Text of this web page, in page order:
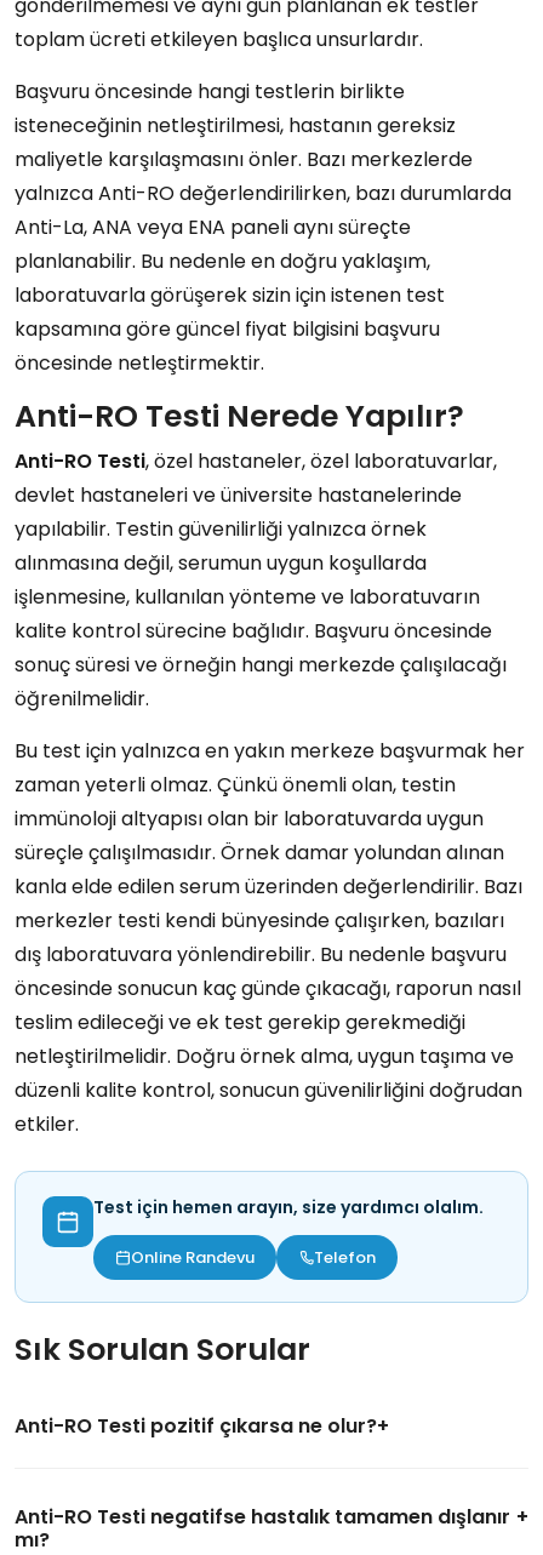
toplam ücreti etkileyen başlıca unsurlardır.
Başvuru öncesinde hangi testlerin birlikte
isteneceğinin netleştirilmesi, hastanın gereksiz
maliyetle karşılaşmasını önler. Bazı merkezlerde
yalnızca Anti-RO değerlendirilirken, bazı durumlarda
Anti-La, ANA veya ENA paneli aynı süreçte
planlanabilir. Bu nedenle en doğru yaklaşım,
laboratuvarla görüşerek sizin için istenen test
kapsamına göre güncel fiyat bilgisini başvuru
öncesinde netleştirmektir.
Anti-RO Testi Nerede Yapılır?
Anti-RO Testi, özel hastaneler, özel laboratuvarlar,
devlet hastaneleri ve üniversite hastanelerinde
yapılabilir. Testin güvenilirliği yalnızca örnek
alınmasına değil, serumun uygun koşullarda
işlenmesine, kullanılan yönteme ve laboratuvarın
kalite kontrol sürecine bağlıdır. Başvuru öncesinde
sonuç süresi ve örneğin hangi merkezde çalışılacağı
öğrenilmelidir.
Bu test için yalnızca en yakın merkeze başvurmak her
zaman yeterli olmaz. Çünkü önemli olan, testin
immünoloji altyapısı olan bir laboratuvarda uygun
süreçle çalışılmasıdır. Örnek damar yolundan alınan
kanla elde edilen serum üzerinden değerlendirilir. Bazı
merkezler testi kendi bünyesinde çalışırken, bazıları
dış laboratuvara yönlendirebilir. Bu nedenle başvuru
öncesinde sonucun kaç günde çıkacağı, raporun nasıl
teslim edileceği ve ek test gerekip gerekmediği
netleştirilmelidir. Doğru örnek alma, uygun taşıma ve
düzenli kalite kontrol, sonucun güvenilirliğini doğrudan
etkiler.
Test için hemen arayın, size yardımcı olalım.
Online Randevu Telefon
Sık Sorulan Sorular
Anti-RO Testi pozitif çıkarsa ne olur?
Anti-RO Testi negatifse hastalık tamamen dışlanır
mı?